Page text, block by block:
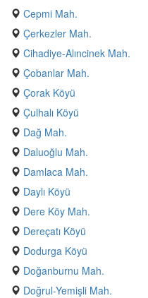
Cepmi Mah.
Çerkezler Mah.
Cihadiye-Alıncinek Mah.
Çobanlar Mah.
Çorak Köyü
Çulhalı Köyü
Dağ Mah.
Daluoğlu Mah.
Damlaca Mah.
Daylı Köyü
Dere Köy Mah.
Dereçatı Köyü
Dodurga Köyü
Doğanburnu Mah.
Doğrul-Yemişli Mah.